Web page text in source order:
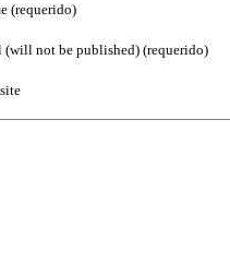
(requerido)
(will not be published) (requerido)